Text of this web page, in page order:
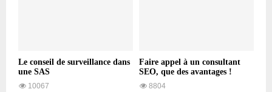
Le conseil de surveillance dans
une SAS
10067
Faire appel à un consultant
SEO, que des avantages !
8804